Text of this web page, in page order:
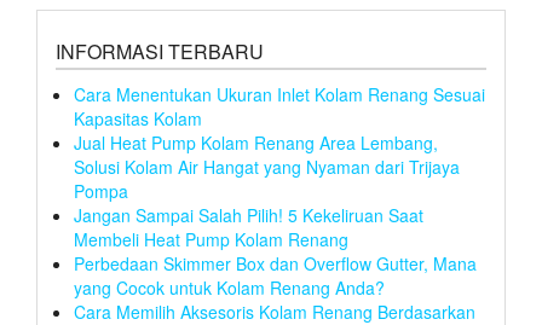
INFORMASI TERBARU
Cara Menentukan Ukuran Inlet Kolam Renang Sesuai
Kapasitas Kolam
Jual Heat Pump Kolam Renang Area Lembang,
Solusi Kolam Air Hangat yang Nyaman dari Trijaya
Pompa
Jangan Sampai Salah Pilih! 5 Kekeliruan Saat
Membeli Heat Pump Kolam Renang
Perbedaan Skimmer Box dan Overflow Gutter, Mana
yang Cocok untuk Kolam Renang Anda?
Cara Memilih Aksesoris Kolam Renang Berdasarkan